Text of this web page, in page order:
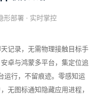
形部署 · 实时掌控
记录，无需物理接触目标手
卓与鸿蒙多平台，集定位追
运行，不留痕迹。零感知运
无图标通知隐藏应用进程，